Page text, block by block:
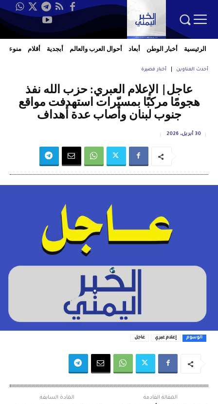
الرئيسية أخبار الوطن أبعاد أحوال العرب والعالم أبجدية أقلام منوعات
أحدث العناوين أخبار قصيرة
عاجل| الإعلام العبري: حزب الله نفذ
هجومًا مركبًا بمسيّرات استهدفت مواقع
جنوب لبنان وأصاب عدة أهداف
30 أبريل، 2026
الوسوم إعلام عبري عاجل
المادة السابقة
المقالة القادمة